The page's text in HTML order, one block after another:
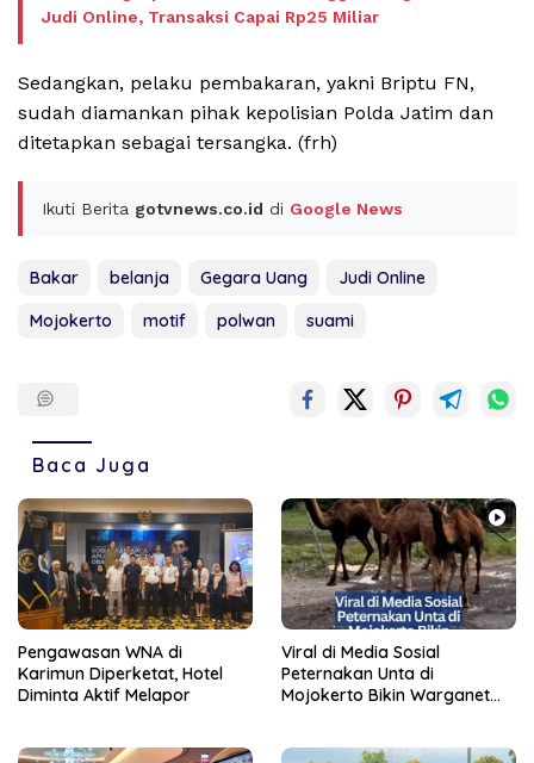
Judi Online, Transaksi Capai Rp25 Miliar
Sedangkan, pelaku pembakaran, yakni Briptu FN,
sudah diamankan pihak kepolisian Polda Jatim dan
ditetapkan sebagai tersangka. (frh)
Ikuti Berita gotvnews.co.id di Google News
Bakar belanja Gegara Uang
Judi Online
Mojokerto
motif polwan suami
Baca Juga
Pengawasan WNA di
Karimun Diperketat, Hotel
Diminta Aktif Melapor
Viral di Media Sosial
Peternakan Unta di
Mojokerto Bikin Warganet